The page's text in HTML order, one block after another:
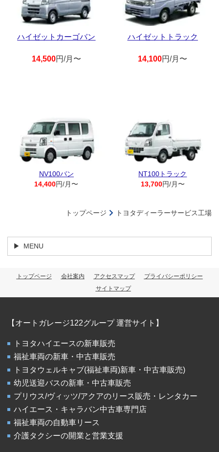
ハイゼットカーゴバン
14,500円/月〜
ハイゼットトラック
14,100円/月〜
NV100バン
14,400円/月〜
NT100トラック
13,700円/月〜
トップページ トヨタディーラーサービス工場
MENU
トップページ 会社案内 アクセスマップ
プライバシーポリシー
サイトマップ
【オートガレージ122グループ 運営サイト】
トヨタハイエースの新車販売
福祉車両の新車・中古車販売
トヨタウェルキャブ(福祉車両)新車・中古車販売)
幼児送迎バスの新車・中古車販売
プリウス/ヴィッツ/アクアのリース販売・レンタカー
ハイエース・キャラバン中古車専門店
福祉車両の自動車リース
介護タクシーの開業と営業支援